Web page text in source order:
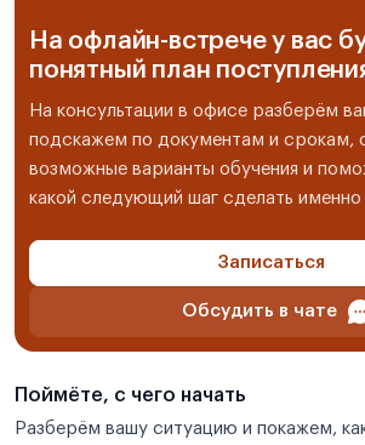
На офлайн-встрече у вас
понятный план
На консультации в офисе разберём
подскажем по документам и срокам,
возможные варианты обучения и
какой следующий шаг сделать именно
Записаться
Обсудить в чате
Поймёте, с чего начать
Разберём вашу ситуацию и покажем,